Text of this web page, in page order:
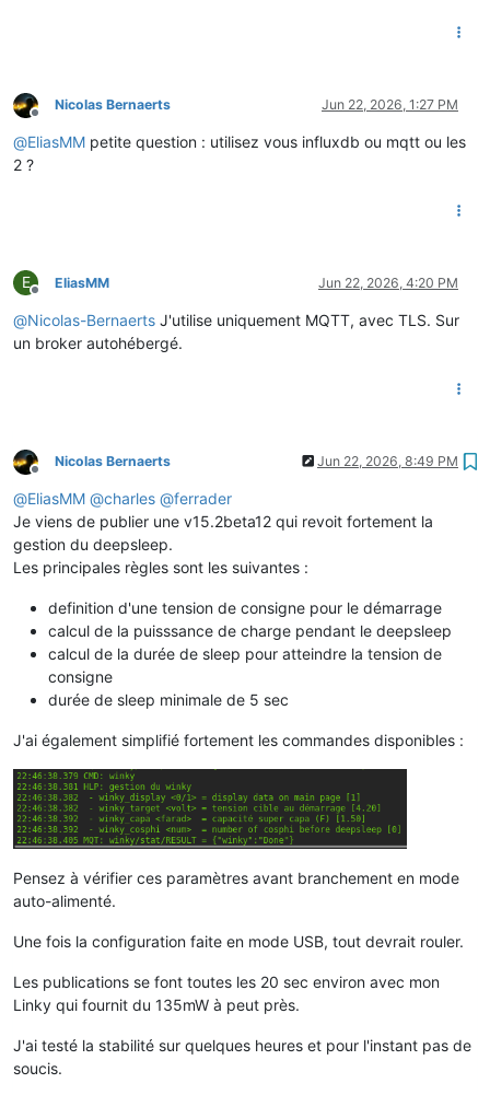
Offline
Nicolas Bernaerts Jun 22, 2026, 1:27 PM
@EliasMM petite question : utilisez vous influxdb ou mqtt ou les
2 ?
E
Offline
EliasMM Jun 22, 2026, 4:20 PM
@Nicolas-Bernaerts J'utilise uniquement MQTT, avec TLS. Sur
un broker autohébergé.
Offline
Nicolas Bernaerts Jun 22, 2026, 8:49 PM
@EliasMM @charles @ferrader
Je viens de publier une v15.2beta12 qui revoit fortement la
gestion du deepsleep.
Les principales règles sont les suivantes :
definition d'une tension de consigne pour le démarrage
calcul de la puisssance de charge pendant le deepsleep
calcul de la durée de sleep pour atteindre la tension de
consigne
durée de sleep minimale de 5 sec
J'ai également simplifié fortement les commandes disponibles :
Pensez à vérifier ces paramètres avant branchement en mode
auto-alimenté.
Une fois la configuration faite en mode USB, tout devrait rouler.
Les publications se font toutes les 20 sec environ avec mon
Linky qui fournit du 135mW à peut près.
J'ai testé la stabilité sur quelques heures et pour l'instant pas de
soucis.